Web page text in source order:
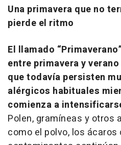
Una primavera que no
pierde el ritmo
El llamado
entre primavera y
que todavía persisten
alérgicos habituales
comienza a
Polen, gramíneas y otros
como el polvo, los